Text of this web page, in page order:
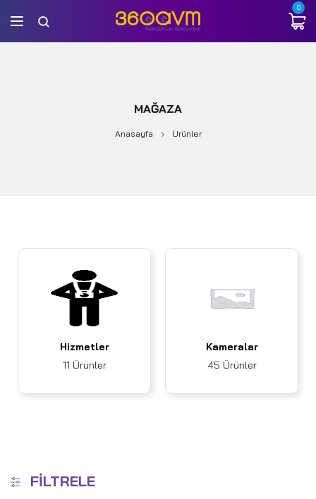
0
MAĞAZA
Anasayfa Ürünler
Hizmetler
11 Ürünler
Kameralar
45 Ürünler
FILTRELE